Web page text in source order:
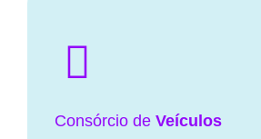
Consórcio de Veículos